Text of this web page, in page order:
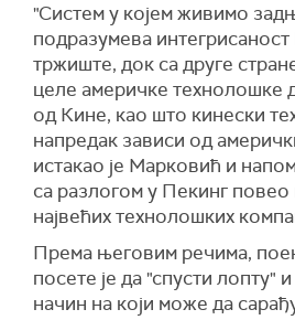
"Систем у којем живимо
подразумева
тржиште, док са друге
целе америчке технолошке
од Кине, као што кинески
напредак зависи од
истакао је Марковић и
са разлогом у Пекинг
највећих технолошких
Према његовим речима,
посете је да "спусти лопту"
начин на који може да